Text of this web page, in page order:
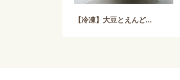
【冷凍】大豆とえんど...